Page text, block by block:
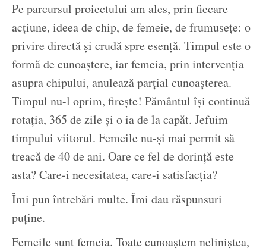
Pe parcursul proiectului am ales, prin fiecare
acțiune, ideea de chip, de femeie, de frumusețe: o
privire directă și crudă spre esență. Timpul este o
formă de cunoaștere, iar femeia, prin intervenția
asupra chipului, anulează parțial cunoașterea.
Timpul nu-l oprim, firește! Pământul își continuă
rotația, 365 de zile și o ia de la capăt. Jefuim
timpului viitorul. Femeile nu-și mai permit să
treacă de 40 de ani. Oare ce fel de dorință este
asta? Care-i necesitatea, care-i satisfacția?
Îmi pun întrebări multe. Îmi dau răspunsuri
puține.
Femeile sunt femeia. Toate cunoaștem neliniștea,